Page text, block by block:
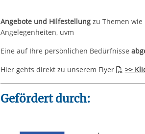
Angebote und Hilfestellung zu Themen
Angelegenheiten, uvm
Eine auf Ihre persönlichen Bedürfnisse
Hier gehts direkt zu unserem Flyer
>>
Gefördert durch: